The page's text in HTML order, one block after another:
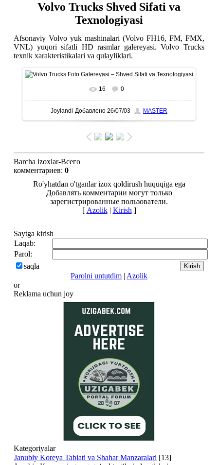
Volvo Trucks Shved Sifati va
Texnologiyasi
Afsonaviy Volvo yuk mashinalari (Volvo FH16, FM, FMX,
VNL) yuqori sifatli HD rasmlar galereyasi. Volvo Trucks
texnik xarakteristikalari va qulayliklari.
To'liq ko'rish-В реальном размере
16 0
Joylandi-Добавлено 26/07/03 MASTER
Barcha izoxlar-Всего
комментариев: 0
Ro'yhatdan o'tganlar izox qoldirush huquqiga ega
Добавлять комментарии могут только
зарегистрированные пользователи.
[ Azolik| Kirish ]
Saytga kirish
Laqab:
Parol:
saqla
Parolni untutdim | Azolik
or
Reklama uchun joy
Kategoriyalar
Janubiy Koreya Tabiati va Shahar Manzaralari [13]